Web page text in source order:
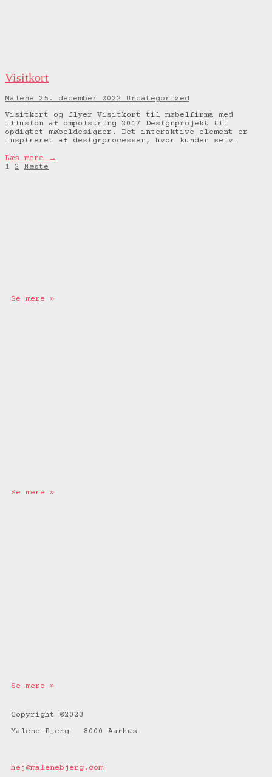
Visitkort
Malene 25. december 2022
Uncategorized
Visitkort og flyer Visitkort til møbelfirma med
illusion af ompolstring 2017 Designprojekt til
opdigtet møbeldesigner. Det interaktive element er
inspireret af designprocessen, hvor kunden selv…
Læs mere →
1
2 Næste
Se mere »
Se mere »
Se mere »
Copyright ©2023
Malene Bjerg 8000 Aarhus
hej@malenebjerg.com